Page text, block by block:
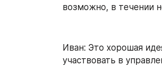
возможно, в течении
Иван: Это хорошая
участвовать в